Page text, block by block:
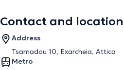
Contact and location
Address
Tsamadou 10, Exarcheia, Attica
Metro